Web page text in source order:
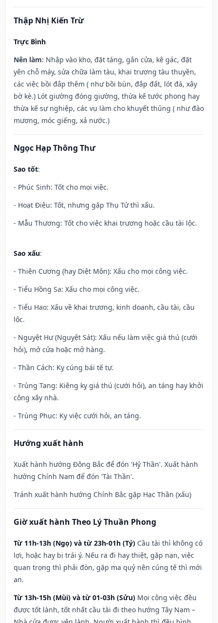
Thập Nhị Kiến Trừ
Trực Bình
Nên làm: Nhập vào kho, đặt táng, gắn cửa, kê gác, đặt
yên chỗ máy, sửa chữa làm tàu, khai trương tàu thuyền,
các việc bồi đắp thêm ( như bồi bùn, đắp đất, lót đá, xây
bờ kè.) Lót giường đóng giường, thừa kế tước phong hay
thừa kế sự nghiệp, các vụ làm cho khuyết thủng ( như đào
mương, móc giếng, xả nước.)
Ngọc Hạp Thông Thư
Sao tốt:
- Phúc Sinh: Tốt cho mọi việc.
- Hoạt Điệu: Tốt, nhưng gặp Thụ Tử thì xấu.
- Mẫu Thương: Tốt cho việc khai trương hoặc cầu tài lộc.
Sao xấu:
- Thiên Cương (hay Diệt Môn): Xấu cho mọi công việc.
- Tiểu Hồng Sa: Xấu cho mọi công việc.
- Tiểu Hao: Xấu về khai trương, kinh doanh, cầu tài, cầu
lộc.
- Nguyệt Hư (Nguyệt Sát): Xấu nếu làm việc giá thú (cưới
hỏi), mở cửa hoặc mở hàng.
- Thần Cách: Kỵ cúng bái tế tự.
- Trùng Tang: Kiêng kỵ giá thú (cưới hỏi), an táng hay khởi
công xây nhà.
- Trùng Phục: Kỵ việc cưới hỏi, an táng.
Hướng xuất hành
Xuất hành hướng Đông Bắc để đón 'Hỷ Thần'. Xuất hành
hướng Chính Nam để đón 'Tài Thần'.
Tránh xuất hành hướng Chính Bắc gặp Hạc Thần (xấu)
Giờ xuất hành Theo Lý Thuần Phong
Từ 11h-13h (Ngọ) và từ 23h-01h (Tý) Cầu tài thì không có
lợi, hoặc hay bị trái ý. Nếu ra đi hay thiệt, gặp nạn, việc
quan trọng thì phải đòn, gặp ma quỷ nên cúng tế thì mới
an.
Từ 13h-15h (Mùi) và từ 01-03h (Sửu) Mọi công việc đều
được tốt lành, tốt nhất cầu tài đi theo hướng Tây Nam –